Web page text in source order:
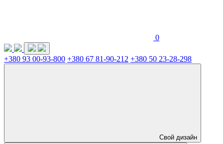
0
+380 93 00-93-800 +380 67 81-90-212 +380 50 23-28-298
Свой дизайн